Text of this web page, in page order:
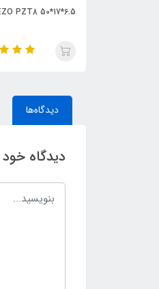
PZT8 50*17*6.5
دیدگاه‌ها
دیدگاه خود